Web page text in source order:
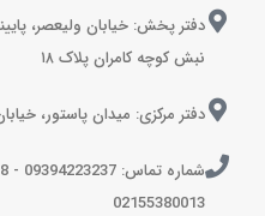
دفتر پخش: خیابان ولیعصر،
نبش کوچه کامران پلاک ۱۸
دفتر مرکزی: میدان پاستور،
02155380013